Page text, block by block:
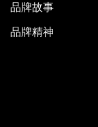
品牌故事
品牌精神